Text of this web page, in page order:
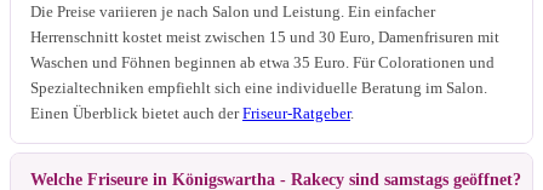
Die Preise variieren je nach Salon und Leistung. Ein einfacher
Herrenschnitt kostet meist zwischen 15 und 30 Euro, Damenfrisuren mit
Waschen und Föhnen beginnen ab etwa 35 Euro. Für Colorationen und
Spezialtechniken empfiehlt sich eine individuelle Beratung im Salon.
Einen Überblick bietet auch derFriseur-Ratgeber.
Welche Friseure in Königswartha - Rakecy sind samstags geöffnet?